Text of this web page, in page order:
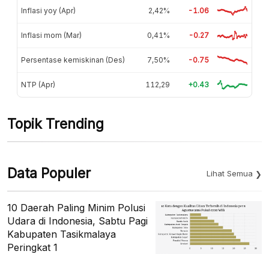
Inflasi yoy (Apr) 2,42% -1.06
Inflasi mom (Mar) 0,41% -0.27
Persentase kemiskinan (Des) 7,50% -0.75
NTP (Apr) 112,29 +0.43
Topik Trending
Data Populer Lihat Semua
10 Daerah Paling Minim Polusi
Udara di Indonesia, Sabtu Pagi
Kabupaten Tasikmalaya
Peringkat 1